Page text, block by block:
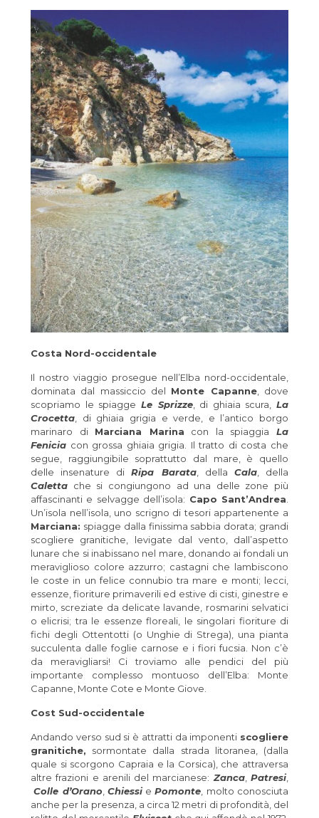
Costa Nord-occidentale
Il nostro viaggio prosegue nell’Elba nord-occidentale,
dominata dal massiccio del Monte Capanne, dove
scopriamo le spiagge Le Sprizze, di ghiaia scura, La
Crocetta , di ghiaia grigia e verde, e l’antico borgo
marinaro di Marciana Marina con la spiaggiaLa
Fenicia con grossa ghiaia grigia. Il tratto di costa che
segue, raggiungibile soprattutto dal mare, è quello
delle insenature diRipa Barata, della Cala, della
Caletta che si congiungono ad una delle zone più
affascinanti e selvagge dell’isola: Capo Sant’Andrea
Un’isola nell’isola, uno scrigno di tesori appartenente a
Marciana: spiagge dalla finissima sabbia dorata; grandi
scogliere granitiche, levigate dal vento, dall’aspetto
lunare che si inabissano nel mare, donando ai fondali un
meraviglioso colore azzurro; castagni che lambiscono
le coste in un felice connubio tra mare e monti; lecci,
essenze, fioriture primaverili ed estive di cisti, ginestre e
mirto, screziate da delicate lavande, rosmarini selvatici
o elicrisi; tra le essenze floreali, le singolari fioriture di
fichi degli Ottentotti (o Unghie di Strega), una pianta
succulenta dalle foglie carnose e i fiori fucsia. Non c’è
da meravigliarsi! Ci troviamo alle pendici del più
importante complesso montuoso dell’Elba: Monte
Capanne, Monte Cote e Monte Giove.
Cost Sud-occidentale
Andando verso sud si è attratti da imponenti scogliere
granitiche, sormontate dalla strada litoranea, (dalla
quale si scorgono Capraia e la Corsica), che attraversa
altre frazioni e arenili del marcianese: Zanca,Patresi,
Colle d’Orano ChiessiePomonte , molto conosciuta
anche per la presenza, a circa 12 metri di profondità, del